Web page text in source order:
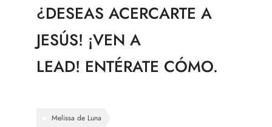
¿DESEAS ACERCARTE A
JESÚS! ¡VEN A
LEAD! ENTÉRATE CÓMO.
Melissa de Luna